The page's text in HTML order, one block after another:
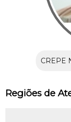
CREPE
Regiões de